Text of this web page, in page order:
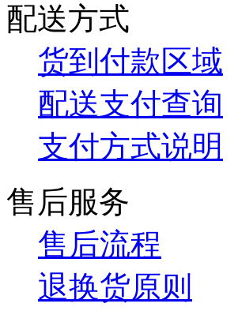
配送方式
货到付款区域
配送支付查询
支付方式说明
售后服务
售后流程
退换货原则